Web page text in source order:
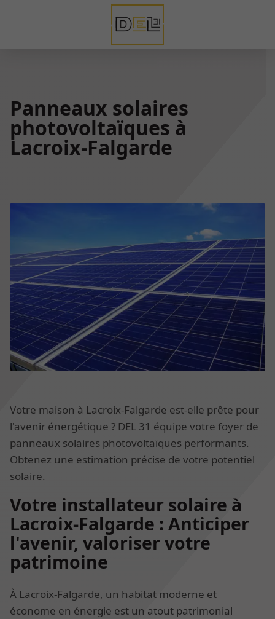
Panneaux solaires
photovoltaïques à
Lacroix-Falgarde
Votre maison à Lacroix-Falgarde est-elle prête pour
l'avenir énergétique ? DEL 31 équipe votre foyer de
panneaux solaires photovoltaïques performants.
Obtenez une estimation précise de votre potentiel
solaire.
Votre installateur solaire à
Lacroix-Falgarde : Anticiper
l'avenir, valoriser votre
patrimoine
À Lacroix-Falgarde, un habitat moderne et
économe en énergie est un atout patrimonial